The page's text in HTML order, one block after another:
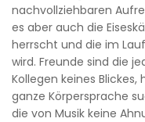
nachvollziehbaren
es aber auch die
herrscht und die im
wird. Freunde sind die
Kollegen keines
ganze Körpersprache
die von Musik keine